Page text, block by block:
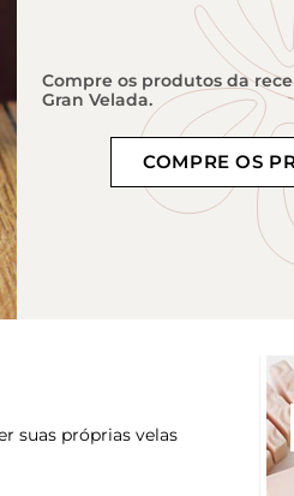
Compre os produtos da
Gran Velada.
COMPRE OS
suas próprias velas